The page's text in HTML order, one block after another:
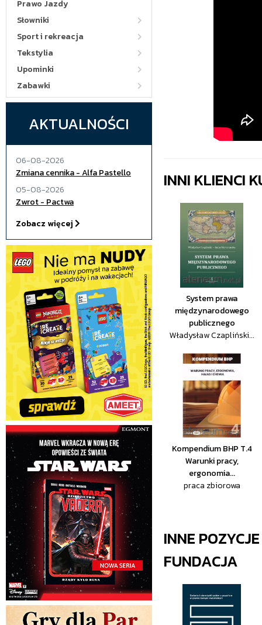
Prawo Jazdy
Słowniki
Sport i rekreacja
Tekstylia
Upominki
Zabawki
AKTUALNOŚCI
06-08-2026
Zmiana cennika - Alfa Pastello
05-08-2026
Zwrot - Pactwa
Zobacz więcej
INNI KLIENCI
System prawa
międzynarodowego
publicznego
Władysław Czapliński...
Kompendium BHP T.4
Warunki pracy,
ergonomia...
praca zbiorowa
INNE
FUNDACJA